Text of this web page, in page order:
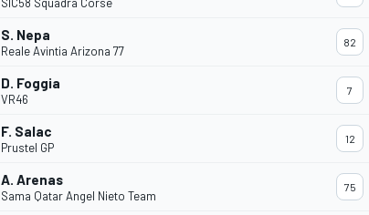
S. Nepa
Reale Avintia Arizona 77
82
D. Foggia
VR46
7
F. Salac
Prustel GP
12
A. Arenas
Sama Qatar Angel Nieto Team
75